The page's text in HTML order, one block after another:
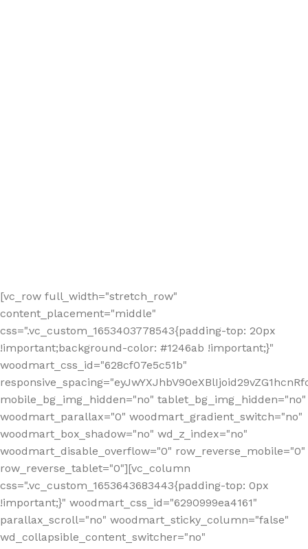
[vc_row full_width="stretch_row"
content_placement="middle"
css=".vc_custom_1653403778543{padding-top: 20px
!important;background-color: #1246ab !important;}"
woodmart_css_id="628cf07e5c51b"
mobile_bg_img_hidden="no" tablet_bg_img_hidden="no"
woodmart_parallax="0" woodmart_gradient_switch="no"
woodmart_box_shadow="no" wd_z_index="no"
woodmart_disable_overflow="0" row_reverse_mobile="0"
row_reverse_tablet="0"][vc_column
css=".vc_custom_1653643683443{padding-top: 0px
!important;}" woodmart_css_id="6290999ea4161"
parallax_scroll="no" woodmart_sticky_column="false"
wd_collapsible_content_switcher="no"